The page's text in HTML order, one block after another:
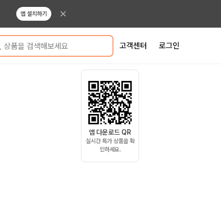
앱 설치하기
상품을 검색해보세요 고객센터 로그인
앱 다운로드 QR
실시간 특가 상품을 확
인하세요.